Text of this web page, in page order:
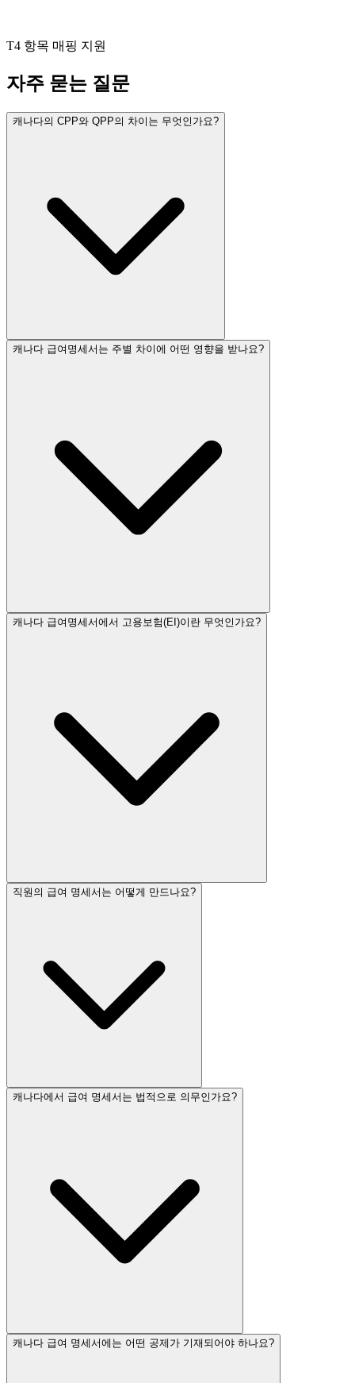
T4 항목 매핑 지원
자주 묻는 질문
캐나다의 CPP와 QPP의 차이는 무엇인가요?
캐나다 급여명세서는 주별 차이에 어떤 영향을 받나요?
캐나다 급여명세서에서 고용보험(EI)이란 무엇인가요?
직원의 급여 명세서는 어떻게 만드나요?
캐나다에서 급여 명세서는 법적으로 의무인가요?
캐나다 급여 명세서에는 어떤 공제가 기재되어야 하나요?